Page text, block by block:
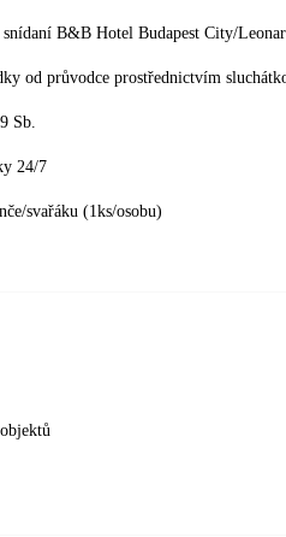
B&B Hotel Budapest City/
od průvodce prostřednictvím
Sb.
24/7
svařáku (1ks/osobu)